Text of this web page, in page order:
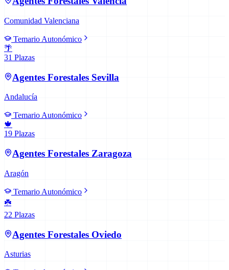
Comunidad Valenciana
Temario Autonómico
🌴
31 Plazas
Agentes Forestales Sevilla
Andalucía
Temario Autonómico
🍁
19 Plazas
Agentes Forestales Zaragoza
Aragón
Temario Autonómico
☘️
22 Plazas
Agentes Forestales Oviedo
Asturias